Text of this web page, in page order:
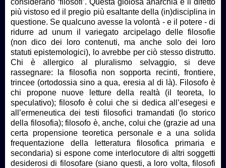
più vistoso ed il pregio più esaltante della (in)disciplina in
questione. Se qualcuno avesse la volontà - e il potere - di
ridurre ad unum il variegato arcipelago delle filosofie
(non dico dei loro contenuti, ma anche solo dei loro
statuti epistemologici), lo avrebbe per ciò stesso distrutto.
Chi è allergico al pluralismo selvaggio, si deve
rassegnare: la filosofia non sopporta recinti, frontiere,
trincee (ortodossia sino a qua, eresia al di là). Filosofo è
chi propone nuove letture della realtà (il teoreta, lo
speculativo); filosofo è colui che si dedica all’esegesi e
all’ermeneutica dei testi filosofici tramandati (lo storico
della filosofia); filosofo è, anche, colui che (grazie ad una
certa propensione teoretica personale e a una solida
frequentazione della letteratura filosofica primaria e
secondaria) si espone come interlocutore di altri soggetti
desiderosi di filosofare (siano questi, a loro volta, filosofi